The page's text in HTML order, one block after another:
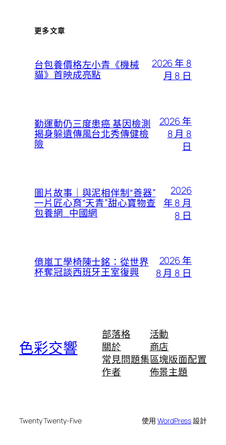
更多文章
台包養價格左小青《機械
貓》首映成亮點
2026 年 8
月 8 日
勤運動仍三度患癌 基因檢測
揭身躲遺傳風台北秀傳健檢
險
2026 年
8 月 8
日
圖片故事｜與泥相伴制“善器”
一片匠心育“天青”甜心寶物查
包養網_中國網
2026
年 8 月
8 日
億嵐工學椅陳士銘：從世界
杯奪冠談西班牙王室復興
2026 年
8 月 8 日
色彩交響
部落格
關於
常見問題集
作者
活動
商店
區塊版面配置
佈景主題
Twenty Twenty-Five 使用WordPress設計